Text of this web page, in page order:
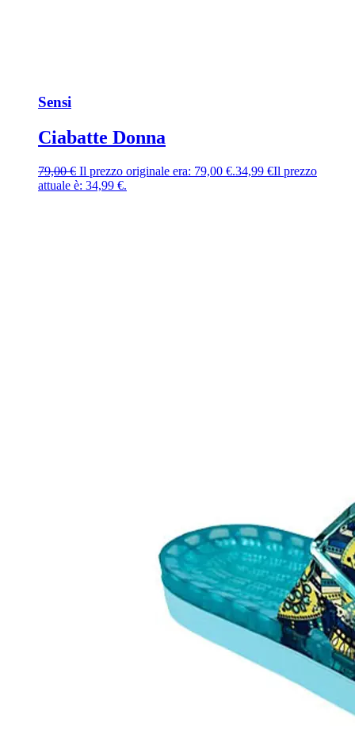
Sensi
Ciabatte Donna
79,00€ Il prezzo originale era: 79,00 €.34,99 €Il prezzo
attuale è: 34,99 €.